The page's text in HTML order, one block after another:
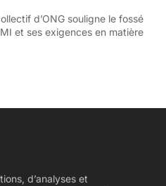
d’ONG souligne le fossé
et ses exigences en matière
d’analyses et